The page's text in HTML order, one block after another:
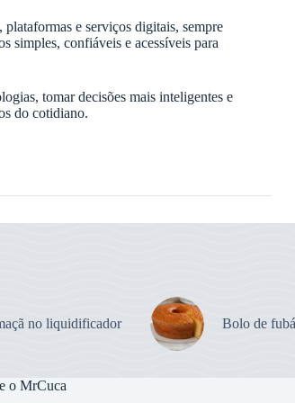
e serviços digitais, sempre
simples, confiáveis e acessíveis para
tomar decisões mais inteligentes e
do cotidiano.
no liquidificador Bolo de
o MrCuca